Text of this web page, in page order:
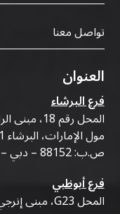
تواصل معنا
العنوان
فرع البرشاء
المحل
مول الإمارات، البرشاء 1، دبي
ص.ب: 88152 – دبي – الإمارات العربية المتحدة
فرع أبوظبي
المحل G23، مبنى إنرجي - مصفح - M20 - أبوظبي